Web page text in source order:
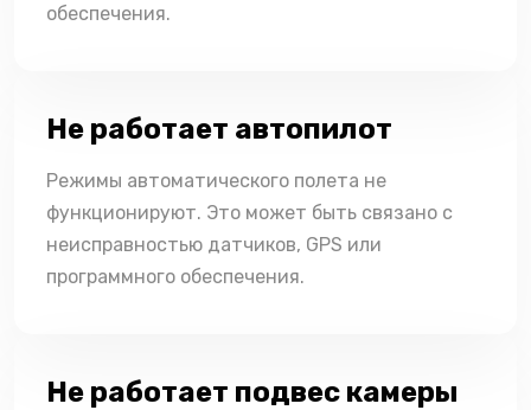
обеспечения.
Не работает автопилот
Режимы автоматического полета не
функционируют. Это может быть связано с
неисправностью датчиков, GPS или
программного обеспечения.
Не работает подвес камеры